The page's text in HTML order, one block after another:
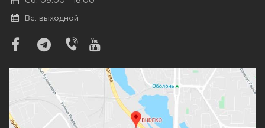
Вс: выходной